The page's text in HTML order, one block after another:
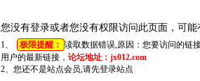
您没有登录或者您没有权限访问此页面，可能
1、 极限提醒： 读取数据错误,原因：您要访问的链
用户的最新链接， 论坛地址：jx012.com
2、您还不是站点会员,请先登录站点